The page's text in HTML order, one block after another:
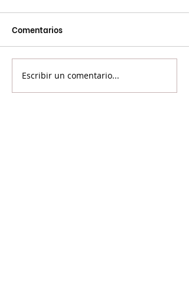
Comentarios
Escribir un comentario...